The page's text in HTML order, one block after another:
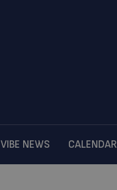
VIBE NEWS CALENDAR